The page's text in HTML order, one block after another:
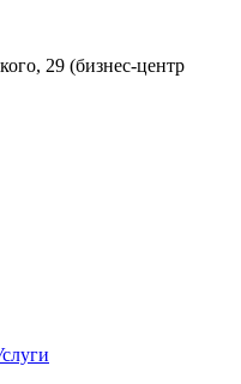
29 (бизнес-центр